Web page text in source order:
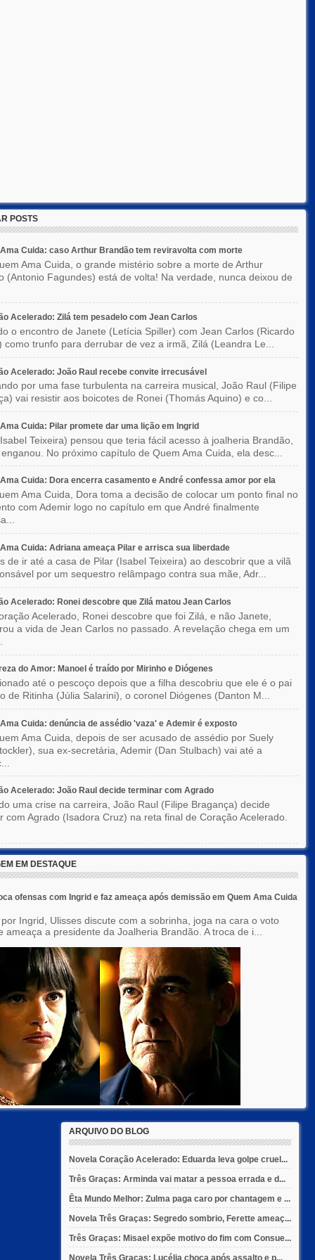
POSTS
Cuida: caso Arthur Brandão tem reviravolta com morte
Ama Cuida, o grande mistério sobre a morte de Arthur
(Antonio Fagundes) está de volta! Na verdade, nunca deixou de
Acelerado: Zilá tem pesadelo com Jean Carlos
o encontro de Janete (Letícia Spiller) com Jean Carlos (Ricardo
como trunfo para derrubar de vez a irmã, Zilá (Leandra Le...
Acelerado: João Raul recebe convite irrecusável
por uma fase turbulenta na carreira musical, João Raul (Filipe
vai resistir aos boicotes de Ronei (Thomás Aquino) e co...
Cuida: Pilar promete dar uma lição em Ingrid
Teixeira) pensou que teria fácil acesso à joalheria Brandão,
No próximo capítulo de Quem Ama Cuida, ela desc...
Cuida: Dora encerra casamento e André confessa amor por ela
Ama Cuida, Dora toma a decisão de colocar um ponto final no
com Ademir logo no capítulo em que André finalmente
Cuida: Adriana ameaça Pilar e arrisca sua liberdade
de ir até a casa de Pilar (Isabel Teixeira) ao descobrir que a vilã
por um sequestro relâmpago contra sua mãe, Adr...
Acelerado: Ronei descobre que Zilá matou Jean Carlos
Acelerado, Ronei descobre que foi Zilá, e não Janete,
a vida de Jean Carlos no passado. A revelação chega em um
do Amor: Manoel é traído por Mirinho e Diógenes
até o pescoço depois que a filha descobriu que ele é o pai
de Ritinha (Júlia Salarini), o coronel Diógenes (Danton M...
Cuida: denúncia de assédio 'vaza' e Ademir é exposto
Ama Cuida, depois de ser acusado de assédio por Suely
sua ex-secretária, Ademir (Dan Stulbach) vai até a
Acelerado: João Raul decide terminar com Agrado
uma crise na carreira, João Raul (Filipe Bragança) decide
com Agrado (Isadora Cruz) na reta final de Coração Acelerado.
EM DESTAQUE
ofensas com Ingrid e faz ameaça após demissão em Quem Ama Cuida
Ingrid, Ulisses discute com a sobrinha, joga na cara o voto
ameaça a presidente da Joalheria Brandão. A troca de i...
ARQUIVO DO BLOG
Novela Coração Acelerado: Eduarda leva golpe cruel...
Três Graças: Arminda vai matar a pessoa errada e d...
Êta Mundo Melhor: Zulma paga caro por chantagem e ...
Novela Três Graças: Segredo sombrio, Ferette ameaç...
Três Graças: Misael expõe motivo do fim com Consue...
Novela Três Graças: Lucélia choca após assalto e p...